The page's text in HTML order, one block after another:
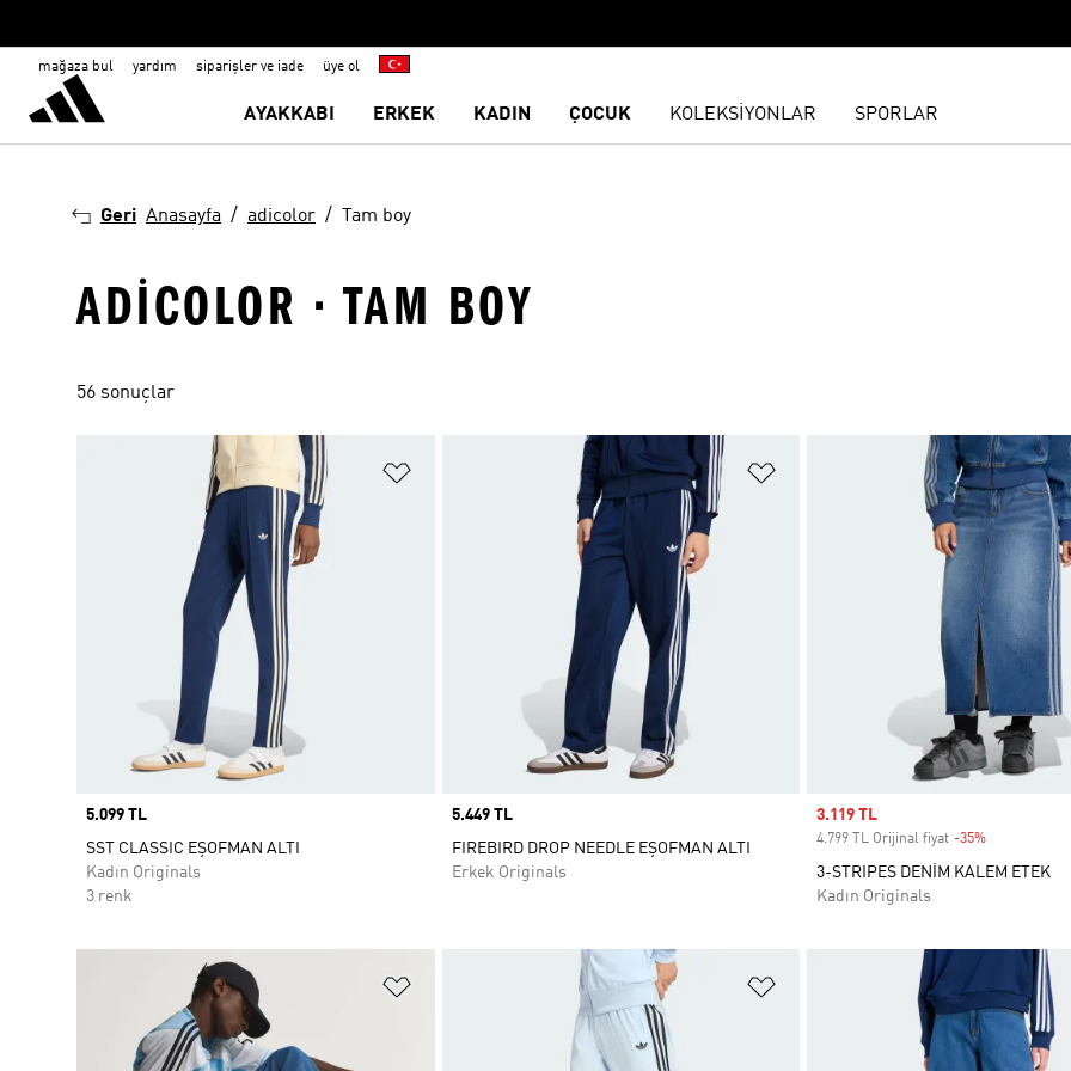
mağaza bul yardım siparişler ve iade üye ol
AYAKKABI ERKEK KADIN ÇOCUK KOLEKSİYONLAR SPORLAR
Geri Anasayfa adicolor Tam boy
ADICOLOR · TAM BOY
56 sonuçlar
Favori Listesine Ekle
Price
5.099 TL
SST CLASSIC EŞOFMAN ALTI
Kadın Originals
3 renk
Favori Listesine Ekle
Price
5.449 TL
FIREBIRD DROP NEEDLE EŞOFMAN ALTI
Erkek Originals
Sale price
3.119 TL
4.799 TL Orijinal fiyat -35%
3-STRIPES DENİM KALEM ETEK
Kadın Originals
Favori Listesine Ekle Favori Listesine Ekle